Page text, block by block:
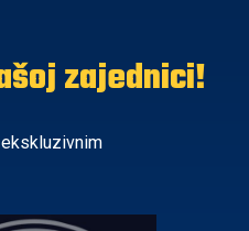
zajednici!
ekskluzivnim